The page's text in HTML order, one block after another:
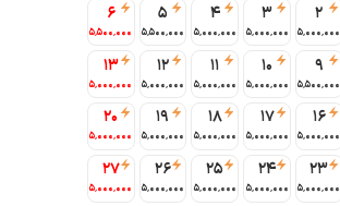
2
5٬000٬000
3
5٬000٬000
4
5٬000٬000
5
5٬500٬000
6
5٬500٬000
9
5٬500٬000
10
5٬000٬000
11
5٬000٬000
12
5٬000٬000
13
5٬000٬000
16
5٬000٬000
17
5٬000٬000
18
5٬000٬000
19
5٬000٬000
20
5٬000٬000
23
5٬000٬000
24
5٬000٬000
25
5٬000٬000
26
5٬000٬000
27
5٬000٬000